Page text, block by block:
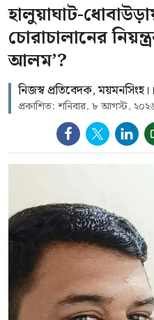
হালুয়াঘাট-
চোরাচালানের
আলম’?
নিজস্ব প্রতিবেদক, ময়মনসিংহ।।
প্রকাশিত: শনিবার, ৮ আগস্ট,